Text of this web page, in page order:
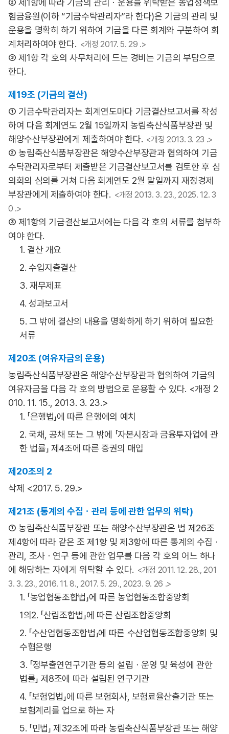
② 제1항에 따라 기금의 관리ㆍ운용을 위탁받은 농업정책보
험금융원(이하 “기금수탁관리자”라 한다)은 기금의 관리 및
운용을 명확히 하기 위하여 기금을 다른 회계와 구분하여 회
계처리하여야 한다. <개정 2017. 5. 29 .>
③ 제1항 각 호의 사무처리에 드는 경비는 기금의 부담으로
한다.
제19조 (기금의 결산)
① 기금수탁관리자는 회계연도마다 기금결산보고서를 작성
하여 다음 회계연도 2월 15일까지 농림축산식품부장관 및
해양수산부장관에게 제출하여야 한다. <개정 2013. 3. 23 .>
② 농림축산식품부장관은 해양수산부장관과 협의하여 기금
수탁관리자로부터 제출받은 기금결산보고서를 검토한 후 심
의회의 심의를 거쳐 다음 회계연도 2월 말일까지 재정경제
부장관에게 제출하여야 한다. <개정 2013. 3. 23., 2025. 12. 3
0 .>
③ 제1항의 기금결산보고서에는 다음 각 호의 서류를 첨부하
여야 한다.
1. 결산 개요
2. 수입지출결산
3. 재무제표
4. 성과보고서
5. 그 밖에 결산의 내용을 명확하게 하기 위하여 필요한
서류
제20조 (여유자금의 운용)
농림축산식품부장관은 해양수산부장관과 협의하여 기금의
여유자금을 다음 각 호의 방법으로 운용할 수 있다. <개정 2
010. 11. 15., 2013. 3. 23.>
1. 「은행법」에 따른 은행에의 예치
2. 국채, 공채 또는 그 밖에 「자본시장과 금융투자업에 관
한 법률」 제4조에 따른 증권의 매입
제20조의 2
삭제 <2017. 5. 29.>
제21조 (통계의 수집ㆍ관리 등에 관한 업무의 위탁)
① 농림축산식품부장관 또는 해양수산부장관은 법 제26조
제4항에 따라 같은 조 제1항 및 제3항에 따른 통계의 수집ㆍ
관리, 조사ㆍ연구 등에 관한 업무를 다음 각 호의 어느 하나
에 해당하는 자에게 위탁할 수 있다. <개정 2011. 12. 28., 201
3. 3. 23., 2016. 11. 8., 2017. 5. 29., 2023. 9. 26 .>
1. 「농업협동조합법」에 따른 농업협동조합중앙회
1의2. 「산림조합법」에 따른 산림조합중앙회
2. 「수산업협동조합법」에 따른 수산업협동조합중앙회 및
수협은행
3. 「정부출연연구기관 등의 설립ㆍ운영 및 육성에 관한
법률」 제8조에 따라 설립된 연구기관
4. 「보험업법」에 따른 보험회사, 보험료율산출기관 또는
보험계리를 업으로 하는 자
5. 「민법」 제32조에 따라 농림축산식품부장관 또는 해양